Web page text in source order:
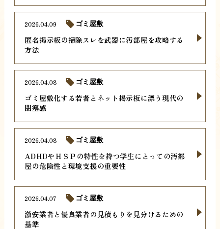
匿名掲示板の掃除スレを武器に汚部屋を攻略する
方法
2026.04.09 ゴミ屋敷
ゴミ屋敷化する若者とネット掲示板に漂う現代の
閉塞感
2026.04.08 ゴミ屋敷
ADHDやＨＳＰの特性を持つ学生にとっての汚部
屋の危険性と環境支援の重要性
2026.04.08 ゴミ屋敷
激安業者と優良業者の見積もりを見分けるための
基準
2026.04.07 ゴミ屋敷